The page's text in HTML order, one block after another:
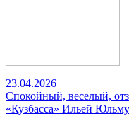
23.04.2026
Спокойный, веселый,
«Кузбасса» Ильей